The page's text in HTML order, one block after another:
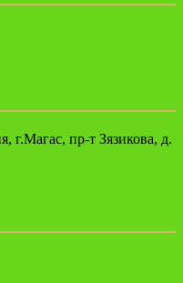
г.Магас, пр-т Зязикова, д.